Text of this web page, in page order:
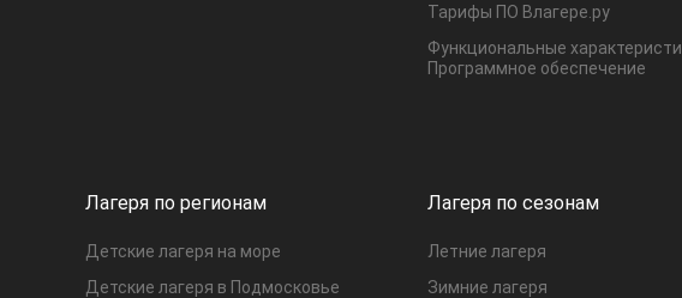
Тарифы ПО Влагере.ру
Функциональные
Программное обеспечение
Лагеря по регионам
Детские лагеря на море
Детские лагеря в Подмосковье
Лагеря по сезонам
Летние лагеря
Зимние лагеря